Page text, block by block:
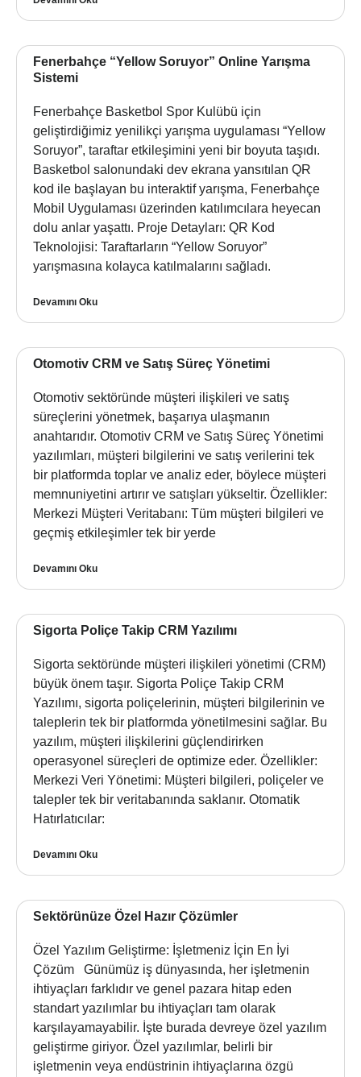
Fenerbahçe “Yellow Soruyor” Online Yarışma
Sistemi
Fenerbahçe Basketbol Spor Kulübü için
geliştirdiğimiz yenilikçi yarışma uygulaması “Yellow
Soruyor”, taraftar etkileşimini yeni bir boyuta taşıdı.
Basketbol salonundaki dev ekrana yansıtılan QR
kod ile başlayan bu interaktif yarışma, Fenerbahçe
Mobil Uygulaması üzerinden katılımcılara heyecan
dolu anlar yaşattı. Proje Detayları: QR Kod
Teknolojisi: Taraftarların “Yellow Soruyor”
yarışmasına kolayca katılmalarını sağladı.
Devamını Oku
Otomotiv CRM ve Satış Süreç Yönetimi
Otomotiv sektöründe müşteri ilişkileri ve satış
süreçlerini yönetmek, başarıya ulaşmanın
anahtarıdır. Otomotiv CRM ve Satış Süreç Yönetimi
yazılımları, müşteri bilgilerini ve satış verilerini tek
bir platformda toplar ve analiz eder, böylece müşteri
memnuniyetini artırır ve satışları yükseltir. Özellikler:
Merkezi Müşteri Veritabanı: Tüm müşteri bilgileri ve
geçmiş etkileşimler tek bir yerde
Devamını Oku
Sigorta Poliçe Takip CRM Yazılımı
Sigorta sektöründe müşteri ilişkileri yönetimi (CRM)
büyük önem taşır. Sigorta Poliçe Takip CRM
Yazılımı, sigorta poliçelerinin, müşteri bilgilerinin ve
taleplerin tek bir platformda yönetilmesini sağlar. Bu
yazılım, müşteri ilişkilerini güçlendirirken
operasyonel süreçleri de optimize eder. Özellikler:
Merkezi Veri Yönetimi: Müşteri bilgileri, poliçeler ve
talepler tek bir veritabanında saklanır. Otomatik
Hatırlatıcılar:
Devamını Oku
Sektörünüze Özel Hazır Çözümler
Özel Yazılım Geliştirme: İşletmeniz İçin En İyi
Çözüm Günümüz iş dünyasında, her işletmenin
ihtiyaçları farklıdır ve genel pazara hitap eden
standart yazılımlar bu ihtiyaçları tam olarak
karşılayamayabilir. İşte burada devreye özel yazılım
geliştirme giriyor. Özel yazılımlar, belirli bir
işletmenin veya endüstrinin ihtiyaçlarına özgü